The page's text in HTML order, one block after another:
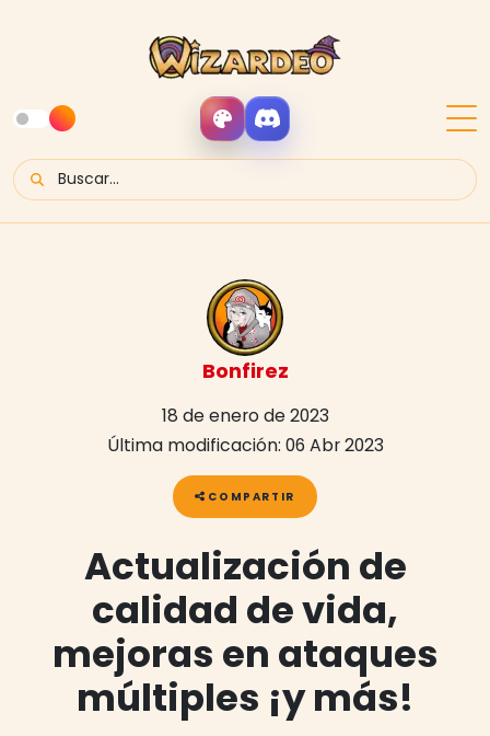
Bonfirez
18 de enero de 2023
Última modificación: 06 Abr 2023
COMPARTIR
Actualización de
calidad de vida,
mejoras en ataques
múltiples ¡y más!